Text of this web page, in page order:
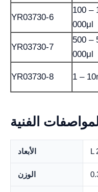
YR03730-6
100 –
000μl
YR03730-7
500 –
000μl
YR03730-8 1 –
الفنية
الأبعاد L
الوزن